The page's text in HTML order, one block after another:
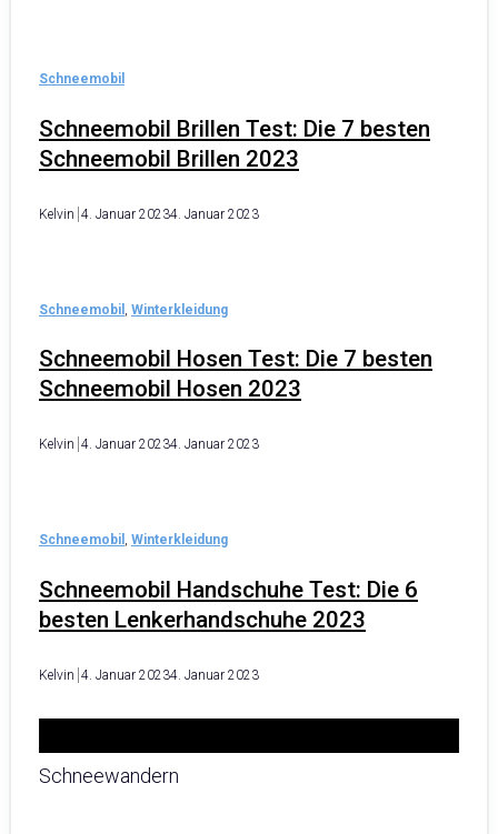
Schneemobil Brillen Test: Die 7 besten
Schneemobil Brillen 2023
Schneemobil
Kelvin 4. Januar 20234. Januar 2023
Schneemobil Hosen Test: Die 7 besten
Schneemobil Hosen 2023
Schneemobil , Winterkleidung
Kelvin 4. Januar 20234. Januar 2023
Schneemobil Handschuhe Test: Die 6
besten Lenkerhandschuhe 2023
Schneemobil , Winterkleidung
Kelvin 4. Januar 20234. Januar 2023
Schneewandern